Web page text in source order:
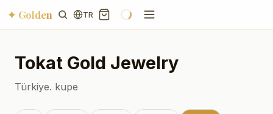
✦ Golden TR
Tokat Gold Jewelry
Türkiye. kupe